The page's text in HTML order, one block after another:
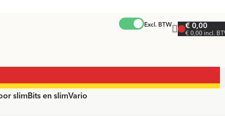
Excl. BTW € 0,00
€ 0,00 incl.
slimBits en slimVario